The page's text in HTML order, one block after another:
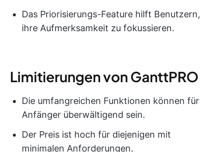
Das Priorisierungs-Feature hilft Benutzern,
ihre Aufmerksamkeit zu fokussieren.
Limitierungen von GanttPRO
Die umfangreichen Funktionen können für
Anfänger überwältigend sein.
Der Preis ist hoch für diejenigen mit
minimalen Anforderungen.